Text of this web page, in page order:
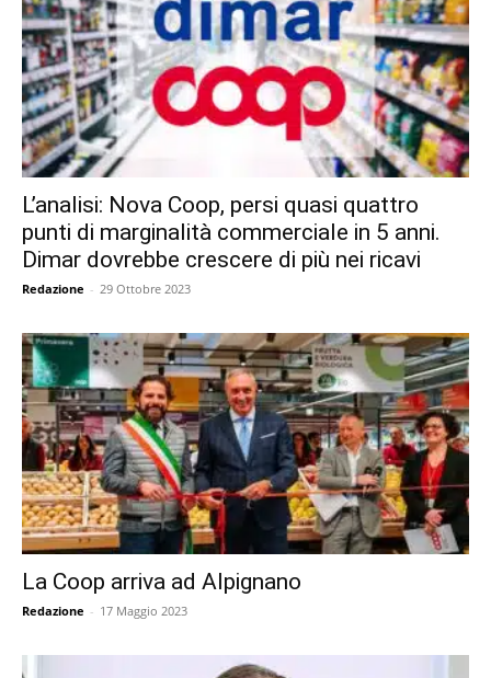
L’analisi: Nova Coop, persi quasi quattro
punti di marginalità commerciale in 5 anni.
Dimar dovrebbe crescere di più nei ricavi
Redazione - 29 Ottobre 2023
La Coop arriva ad Alpignano
Redazione - 17 Maggio 2023